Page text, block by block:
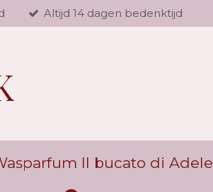
Altijd 14 dagen bedenktijd
Il bucato di Adele